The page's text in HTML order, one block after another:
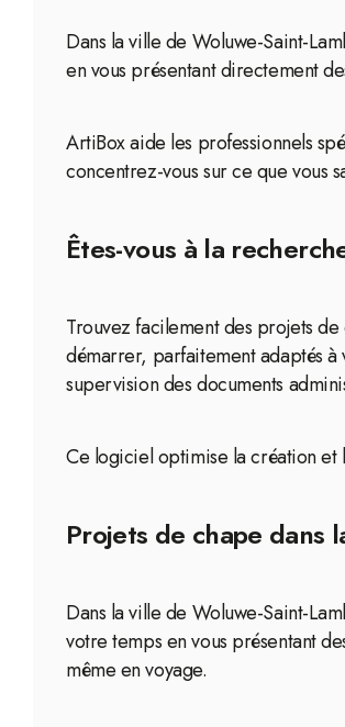
Dans la ville de Woluwe-Saint-
en vous présentant directement
ArtiBox aide les professionnels
concentrez-vous sur ce que vous
Êtes-vous à la
Trouvez facilement des projets
démarrer, parfaitement adaptés
supervision des documents
Ce logiciel optimise la création et
Projets de chape dans
Dans la ville de Woluwe-Saint-
votre temps en vous présentant
même en voyage.